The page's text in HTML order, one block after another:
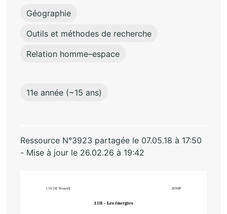
Géographie
Outils et méthodes de recherche
Relation homme–espace
11e année (~15 ans)
Ressource N°3923 partagée le 07.05.18 à 17:50
- Mise à jour le 26.02.26 à 19:42